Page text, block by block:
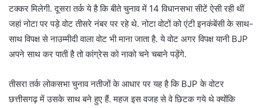
टक्कर मिलेगी. दूसरा तर्क ये है कि बीते चुनाव में 14 विधानसभा सीटें ऐसी रही थीं
जहां नोटा पर पड़े वोट तीसरे नंबर पर रहे थे. नोटा वोटों को एंटी इनकंबेंसी के साथ-
साथ विपक्ष से नाउम्मीदी वाला वोट भी माना जाता है. ये वोट अगर विपक्ष यानी BJP
अपने साथ कर पाती है तो कांग्रेस को नाको चने चबाने पड़ेंगे.
तीसरा तर्क लोकसभा चुनाव नतीजों के आधार पर यह है कि BJP के वोटर
छत्तीसगढ़ में उसके साथ बने हुए हैं. महज इस वजह से वे छिटक गये थे क्योंकि